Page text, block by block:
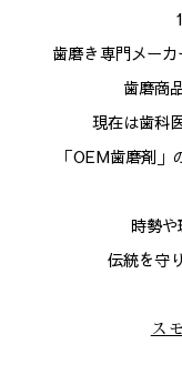
歯磨き専門メー
歯磨商
現在は歯科
「OEM歯磨剤」
時勢や
伝統を守
ス